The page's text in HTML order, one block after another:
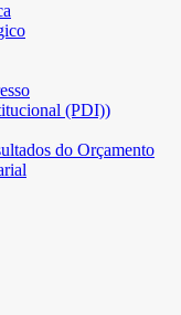
(PDI))
do Orçamento